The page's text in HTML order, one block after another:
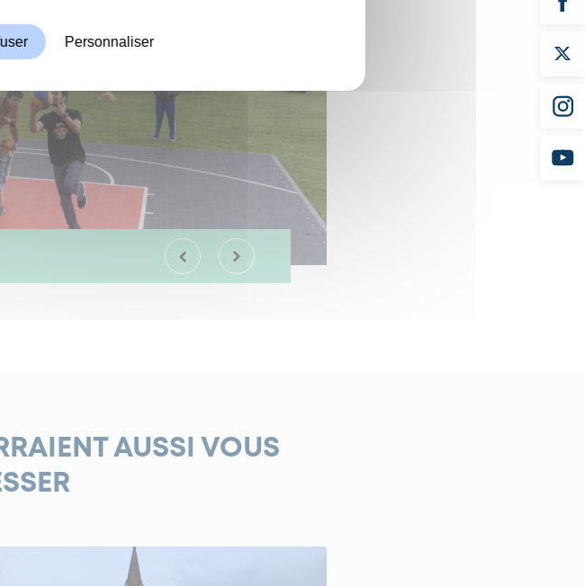
AUSSI VOUS
Personnaliser